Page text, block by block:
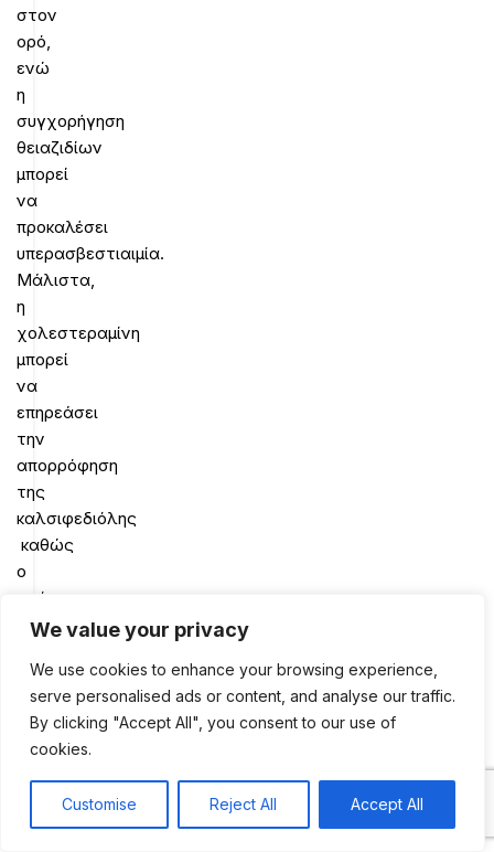
We value your privacy
We use cookies to enhance your browsing experience,
serve personalised ads or content, and analyse our traffic.
By clicking "Accept All", you consent to our use of
cookies.
Customise Reject All Accept All
στον
ορό,
ενώ
η
συγχορήγηση
θειαζιδίων
μπορεί
να
προκαλέσει
υπερασβεστιαιμία.
Μάλιστα,
η
χολεστεραμίνη
μπορεί
να
επηρεάσει
την
απορρόφηση
της
καλσιφεδιόλης
καθώς
ο
χρόνος
ημιζωής
καλσιφεδιόλης
μειώνεται
από
φάρμακα
που
διεγείρουν
μικροσωμικά
0